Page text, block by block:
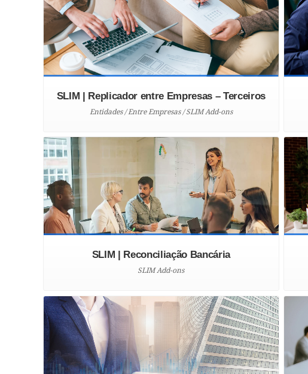
SLIM | Replicador entre Empresas – Terceiros
Entidades / Entre Empresas / SLIM Add-ons
SLIM | Reconciliação Bancária
SLIM Add-ons